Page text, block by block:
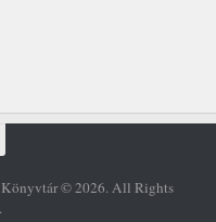
Könyvtár © 2026. All Rights